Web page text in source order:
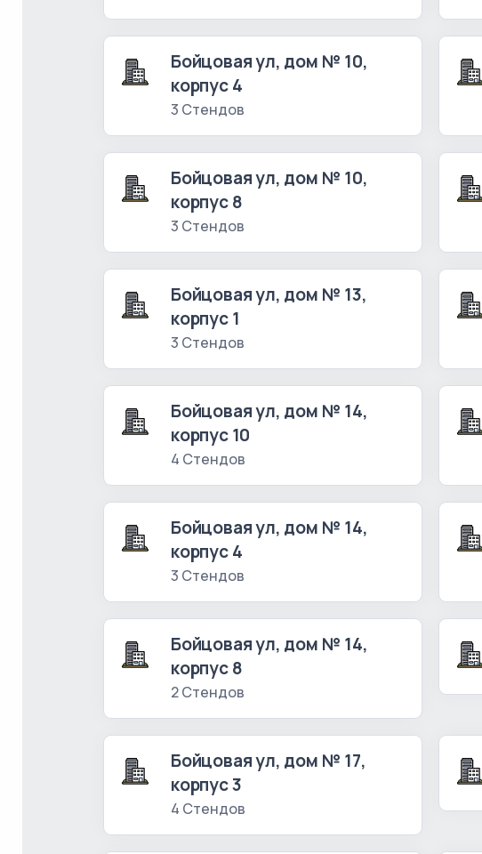
Бойцовая ул, дом № 10,
корпус 4
3 Стендов
Бойцовая ул, дом № 10,
корпус 8
3 Стендов
Бойцовая ул, дом № 13,
корпус 1
3 Стендов
Бойцовая ул, дом № 14,
корпус 10
4 Стендов
Бойцовая ул, дом № 14,
корпус 4
3 Стендов
Бойцовая ул, дом № 14,
корпус 8
2 Стендов
Бойцовая ул, дом № 17,
корпус 3
4 Стендов